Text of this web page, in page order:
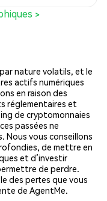
>
nature volatils, et le
actifs numériques
en raison des
réglementaires et
de cryptomonnaies
passées ne
Nous vous conseillons
de mettre en
et d’investir
de perdre.
des pertes que vous
de AgentMe.